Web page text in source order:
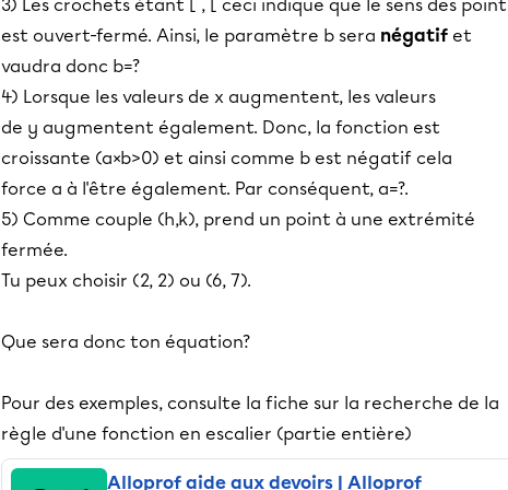
3) Les crochets étant [ , [ ceci indique que le sens des
est ouvert-fermé. Ainsi, le paramètre b sera négatif et
vaudra donc b=?
4) Lorsque les valeurs de x augmentent, les valeurs
de y augmentent également. Donc, la fonction est
croissante (a×b>0) et ainsi comme b est négatif cela
force a à l'être également. Par conséquent, a=?.
5) Comme couple (h,k), prend un point à une extrémité
fermée.
Tu peux choisir (2, 2) ou (6, 7).
Que sera donc ton équation?
Pour des exemples, consulte la fiche sur la recherche de la
règle d'une fonction en escalier (partie entière)
Alloprof aide aux devoirs | Alloprof